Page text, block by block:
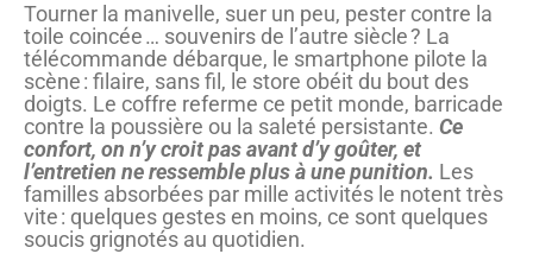
Tourner la manivelle, suer un peu, pester contre la
toile coincée … souvenirs de l’autre siècle ? La
télécommande débarque, le smartphone pilote la
scène : filaire, sans fil, le store obéit du bout des
doigts. Le coffre referme ce petit monde, barricade
contre la poussière ou la saleté persistante. Ce
confort, on n’y croit pas avant d’y goûter, et
l’entretien ne ressemble plus à une punition. Les
familles absorbées par mille activités le notent très
vite : quelques gestes en moins, ce sont quelques
soucis grignotés au quotidien.